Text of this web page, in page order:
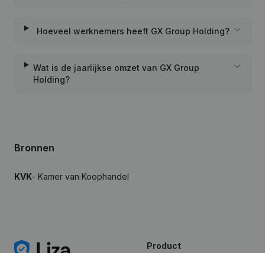
Hoeveel werknemers heeft GX Group Holding?
Wat is de jaarlijkse omzet van GX Group
Holding?
Bronnen
KVK- Kamer van Koophandel
Product